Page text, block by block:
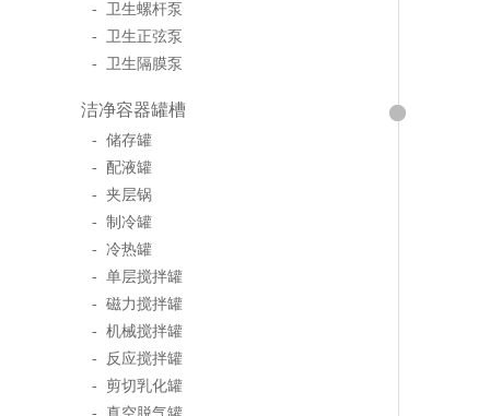
- 卫生螺杆泵
- 卫生正弦泵
- 卫生隔膜泵
洁净容器罐槽
- 储存罐
- 配液罐
- 夹层锅
- 制冷罐
- 冷热罐
- 单层搅拌罐
- 磁力搅拌罐
- 机械搅拌罐
- 反应搅拌罐
- 剪切乳化罐